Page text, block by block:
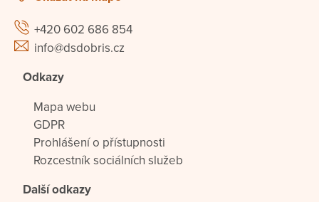
+420 602 686 854
info@dsdobris.cz
Odkazy
Mapa webu
GDPR
Prohlášení o přístupnosti
Rozcestník sociálních služeb
Další odkazy